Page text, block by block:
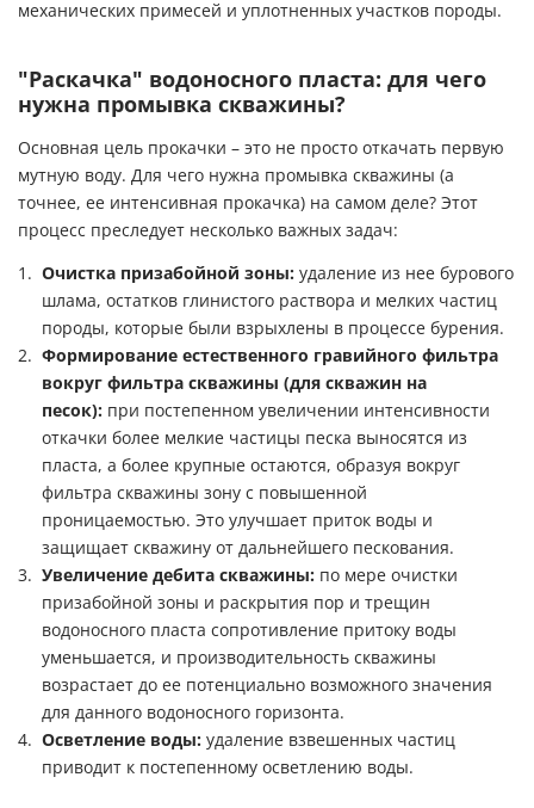
механических примесей и уплотненных участков породы.
"Раскачка" водоносного пласта: для чего
нужна промывка скважины?
Основная цель прокачки – это не просто откачать первую
мутную воду. Для чего нужна промывка скважины (а
точнее, ее интенсивная прокачка) на самом деле? Этот
процесс преследует несколько важных задач:
Очистка призабойной зоны: удаление из нее бурового
шлама, остатков глинистого раствора и мелких частиц
породы, которые были взрыхлены в процессе бурения.
Формирование естественного гравийного фильтра
вокруг фильтра скважины (для скважин на
песок): при постепенном увеличении интенсивности
откачки более мелкие частицы песка выносятся из
пласта, а более крупные остаются, образуя вокруг
фильтра скважины зону с повышенной
проницаемостью. Это улучшает приток воды и
защищает скважину от дальнейшего пескования.
Увеличение дебита скважины: по мере очистки
призабойной зоны и раскрытия пор и трещин
водоносного пласта сопротивление притоку воды
уменьшается, и производительность скважины
возрастает до ее потенциально возможного значения
для данного водоносного горизонта.
Осветление воды: удаление взвешенных частиц
приводит к постепенному осветлению воды.